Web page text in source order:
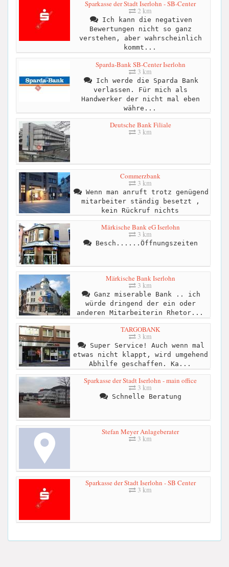
Sparkasse der Stadt Iserlohn - SB-Center
2 km
Ich kann die negativen
Bewertungen nicht so ganz
verstehen, aber wahrscheinlich
kommt...
Sparda-Bank SB-Center Iserlohn
3 km
Ich werde die Sparda Bank
verlassen. Für mich als
Handwerker der nicht mal eben
währe...
Deutsche Bank Filiale
3 km
Commerzbank
3 km
Wenn man anruft trotz genügend
mitarbeiter ständig besetzt ,
kein Rückruf nichts
Märkische Bank eG Iserlohn
3 km
Besch......Öffnungszeiten
Märkische Bank Iserlohn
3 km
Ganz miserable Bank .. ich
würde dringend der ein oder
anderen Mitarbeiterin Rhetor...
TARGOBANK
3 km
Super Service! Auch wenn mal
etwas nicht klappt, wird umgehend
Abhilfe geschaffen. Ka...
Sparkasse der Stadt Iserlohn - main office
3 km
Schnelle Beratung
Stefan Meyer Anlageberater
3 km
Sparkasse der Stadt Iserlohn - SB Center
3 km